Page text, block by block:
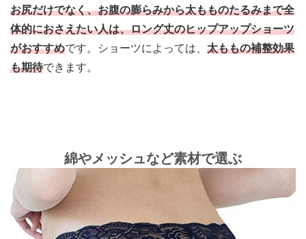
お尻だけでなく、お腹の膨らみから太もものたるみまで全
体的におさえたい人は、ロング丈のヒップアップショーツ
がおすすめです。ショーツによっては、 太ももの補整効果
も期待できます。
綿やメッシュなど素材で選ぶ